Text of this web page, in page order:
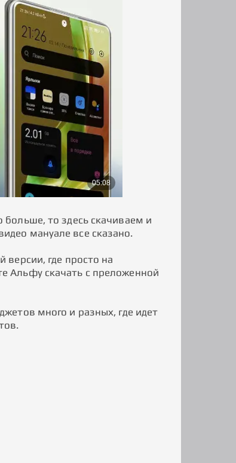
то здесь скачиваем и
мануале все сказано.
версии, где просто на
Альфу скачать с преложенной
много и разных, где идет